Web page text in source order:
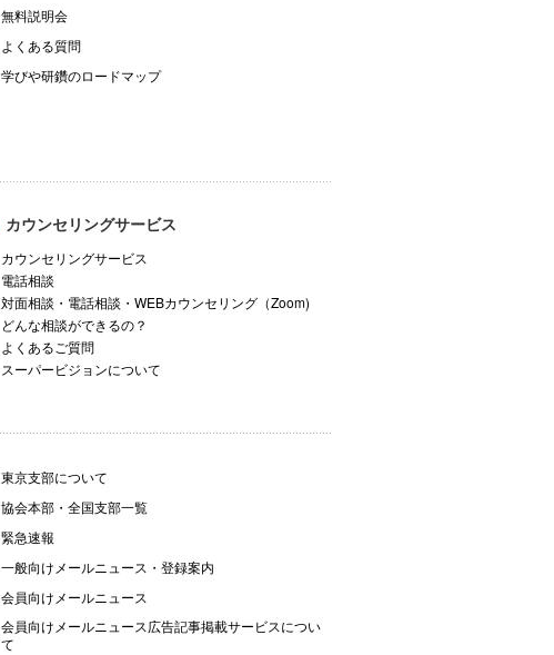
無料説明会
よくある質問
学びや研鑽のロードマップ
カウンセリングサービス
カウンセリングサービス
電話相談
対面相談・電話相談・WEBカウンセリング（Zoom)
どんな相談ができるの？
よくあるご質問
スーパービジョンについて
東京支部について
協会本部・全国支部一覧
緊急速報
一般向けメールニュース・登録案内
会員向けメールニュース
会員向けメールニュース広告記事掲載サービスについ
て